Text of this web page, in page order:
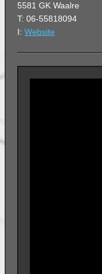
5581 GK Waalre
T: 06-55818094
I: Website